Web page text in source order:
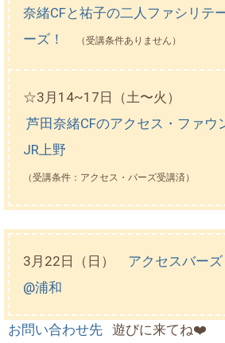
奈緒CFと祐子の二人ファシリ
ーズ！
（受講条件ありません）
☆3月14~17日（土〜火）
芦田奈緒CFのアクセス・ファ
JR上野
（受講条件：アクセス・バーズ受講済）
3月22日（日） アクセスバー
@浦和
お問い合わせ先 遊びに来てね❤️